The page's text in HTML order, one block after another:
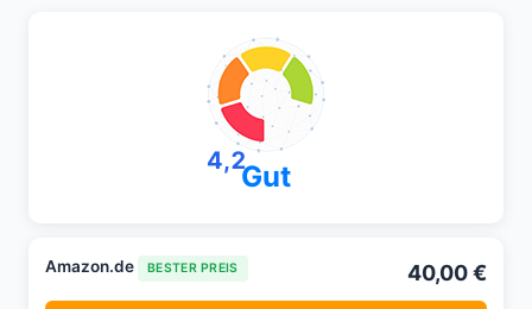
4,2Gut
Amazon.de BESTER PREIS 40,00 €